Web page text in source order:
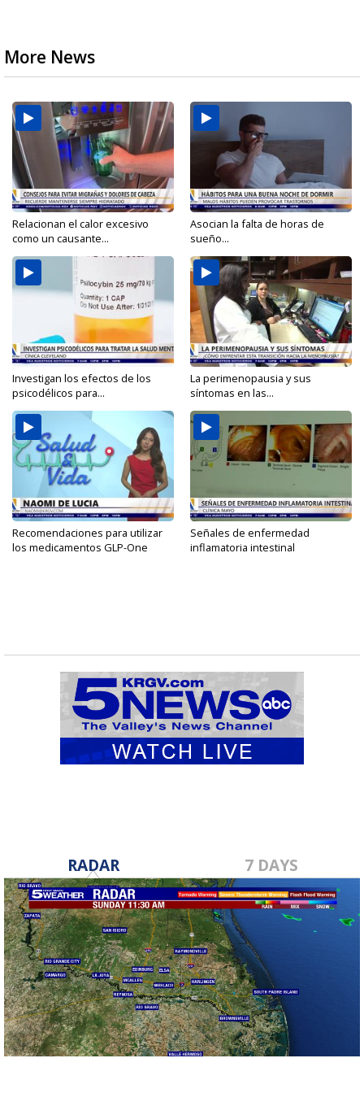
More News
Relacionan el calor excesivo
como un causante...
Asocian la falta de horas de
sueño...
Investigan los efectos de los
psicodélicos para...
La perimenopausia y sus
síntomas en las...
Recomendaciones para utilizar
los medicamentos GLP-One
Señales de enfermedad
inflamatoria intestinal
RADAR 7 DAYS